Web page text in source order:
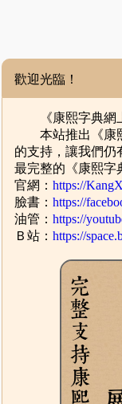
歡迎光臨！
《康熙字典網上
本站推出《康熙
的支持，讓我們仍
最完整的《康熙字
官網：https://
臉書：https://
油管：https://
Ｂ站：https://